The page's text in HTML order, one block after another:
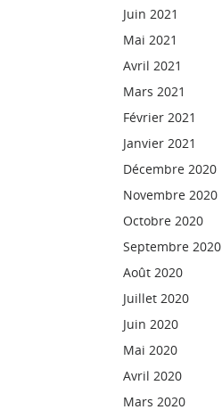
Juin 2021
Mai 2021
Avril 2021
Mars 2021
Février 2021
Janvier 2021
Décembre 2020
Novembre 2020
Octobre 2020
Septembre 2020
Août 2020
Juillet 2020
Juin 2020
Mai 2020
Avril 2020
Mars 2020